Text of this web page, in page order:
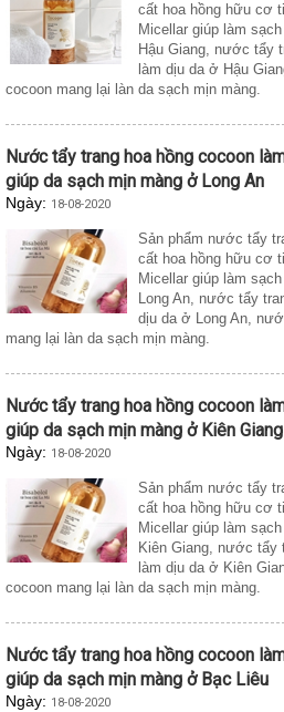
cất hoa hồng hữu cơ
Micellar giúp làm
Hậu Giang, nước tẩy
làm dịu da ở Hậu
cocoon mang lại làn da sạch mịn màng.
Nước tẩy trang hoa hồng cocoon
giúp da sạch mịn màng ở Long An
Ngày: 18-08-2020
Sản phẩm nước tẩy
cất hoa hồng hữu cơ
Micellar giúp làm
Long An, nước tẩy
dịu da ở Long An,
mang lại làn da sạch mịn màng.
Nước tẩy trang hoa hồng cocoon
giúp da sạch mịn màng ở Kiên Giang
Ngày: 18-08-2020
Sản phẩm nước tẩy
cất hoa hồng hữu cơ
Micellar giúp làm
Kiên Giang, nước tẩy
làm dịu da ở Kiên
cocoon mang lại làn da sạch mịn màng.
Nước tẩy trang hoa hồng cocoon
giúp da sạch mịn màng ở Bạc Liêu
Ngày: 18-08-2020